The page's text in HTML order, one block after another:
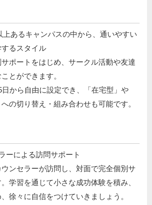
上あるキャンパスの中から、通いやすい
るスタイル​
ポートをはじめ、サークル活動や友達
とができます。​
から自由に設定でき、「在宅型」や
への切り替え・組み合わせも可能です。​​
ーによる訪問サポート​
ウンセラーが訪問し、対面で完全個別サ
学習を通じて小さな成功体験を積み、
徐々に自信をつけていきましょう。​